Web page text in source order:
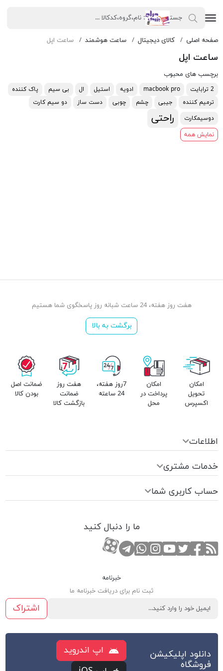
صفحه اصلی کالای دیجیتال ساعت هوشمند ساعت اپل
ساعت اپل
برچسب های محبوب
2 ترابایت macbook pro ادویه استیل ال بی سیم
پاک کننده
ترمیم کننده
جیبی چشم چوبی دست ساز
دو سیم کارت
دوسیمکارت
راحتی
نمایش همه
هفت روز هفته، 24 ساعت شبانه روز پاسخگوی شما هستیم
برگشت به بالا
امکان
تحویل
اکسپرس
امکان
پرداخت در
محل
7روز هفته،
24 ساعته
هفت روز
ضمانت
بازگشت کالا
ضمانت اصل
بودن کالا
اطلاعات
خدمات مشتری
حساب کاربری شما
ما را دنبال کنید
RSSصفحه فیسبوک
صفحه تویتر
کانال یوتوب
صفحه اینستاگرام
تماس با واتس اپ
کانال تلگرام
کانال آپارات
خبرنامه
ثبت نام برای دریافت خبرنامه ما
اشتراک
دانلود اپلیکیشن
فروشگاه
اپ اندروید